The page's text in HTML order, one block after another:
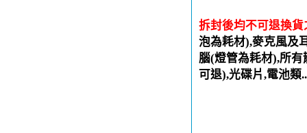
拆封後均不可退換
泡為耗材),麥克風及
腦(燈管為耗材),所
可退),光碟片,電池類